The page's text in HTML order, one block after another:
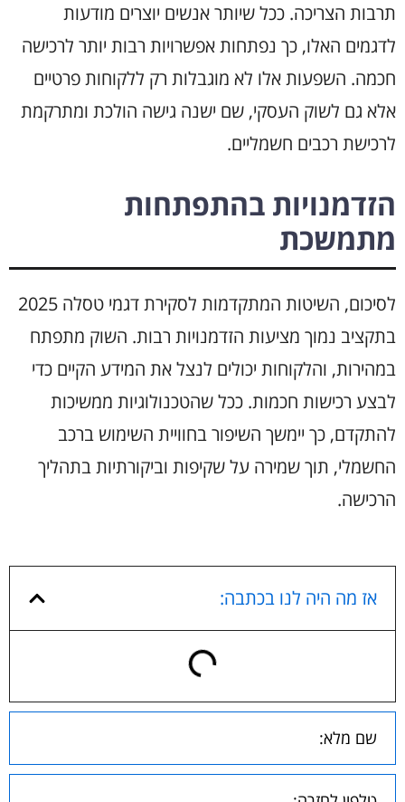
תרבות הצריכה. ככל שיותר אנשים יוצרים מודעות
לדגמים האלו, כך נפתחות אפשרויות רבות יותר לרכישה
חכמה. השפעות אלו לא מוגבלות רק ללקוחות פרטיים
אלא גם לשוק העסקי, שם ישנה גישה הולכת ומתרקמת
לרכישת רכבים חשמליים.
הזדמנויות בהתפתחות
מתמשכת
לסיכום, השיטות המתקדמות לסקירת דגמי טסלה 2025
בתקציב נמוך מציעות הזדמנויות רבות. השוק מתפתח
במהירות, והלקוחות יכולים לנצל את המידע הקיים כדי
לבצע רכישות חכמות. ככל שהטכנולוגיות ממשיכות
להתקדם, כך יימשך השיפור בחוויית השימוש ברכב
החשמלי, תוך שמירה על שקיפות וביקורתיות בתהליך
הרכישה.
אז מה היה לנו בכתבה: